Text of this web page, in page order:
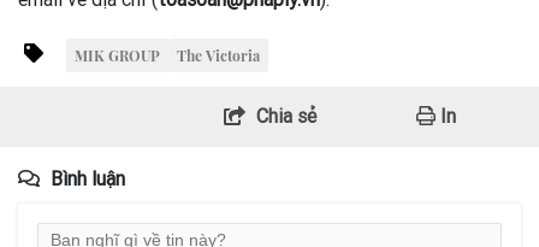
MIK GROUP The Victoria
Chia sẻ In
Bình luận